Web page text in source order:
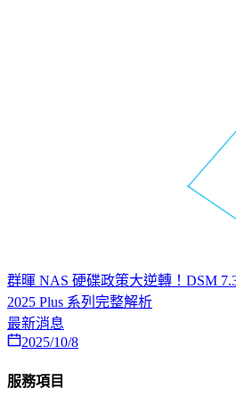
群暉 NAS 硬碟政策大逆轉！DSM
2025 Plus 系列完整解析
最新消息
2025/10/8
服務項目